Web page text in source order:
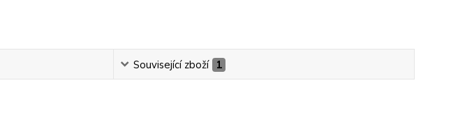
Související zboží 1